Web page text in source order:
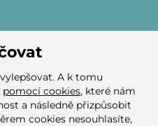
platební karty
A k tomu
pomocí cookies, které nám
a následně přizpůsobit
cookies nesouhlasíte,